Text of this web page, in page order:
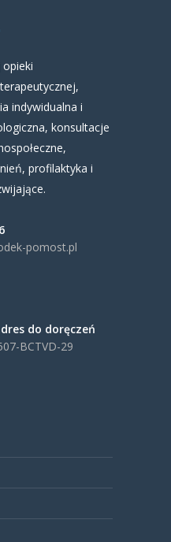
indywidualna i
konsultacje
profilaktyka i
pomost.pl
do doręczeń
BCTVD-29